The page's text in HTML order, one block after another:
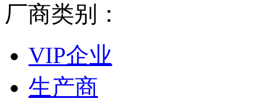
厂商类别：
VIP企业
生产商